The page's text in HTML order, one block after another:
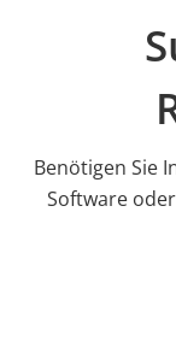
Benötigen Sie
Software